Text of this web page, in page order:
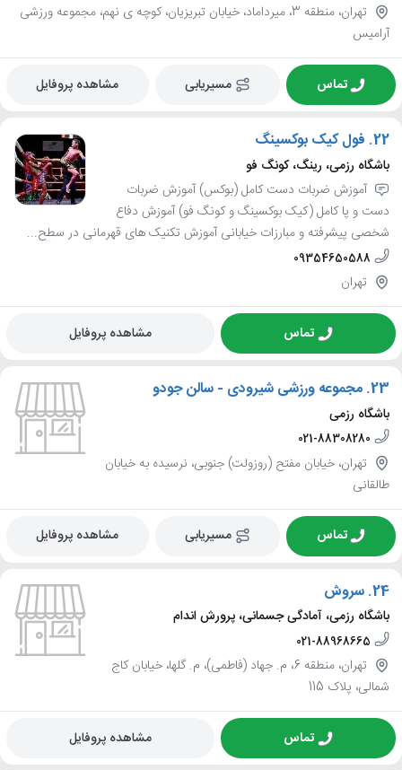
تهران، منطقه 3، میرداماد، خیابان تبریزیان، کوچه ی نهم، مجموعه ورزشی
آرامیس
تماس مسیریابی مشاهده پروفایل
22. فول کیک بوکسینگ
باشگاه رزمی، رینگ، کونگ فو
آموزش ضربات دست کامل (بوکس) آموزش ضربات
دست و پا کامل (کیک بوکسینگ و کونگ فو) آموزش دفاع
شخصی پیشرفته و مبارزات خیابانی آموزش تکنیک های قهرمانی در سطح...
09354650588
تهران
تماس مشاهده پروفایل
23. مجموعه ورزشی شیرودی - سالن جودو
باشگاه رزمی
021-88308280
تهران، خیابان مفتح (روزولت) جنوبی، نرسیده به خیابان
طالقانی
تماس مسیریابی مشاهده پروفایل
24. سروش
باشگاه رزمی، آمادگی جسمانی، پرورش اندام
021-88968665
تهران، منطقه 6، م. جهاد (فاطمی)، م. گلها، خیابان کاج
شمالی، پلاک 115
تماس مشاهده پروفایل